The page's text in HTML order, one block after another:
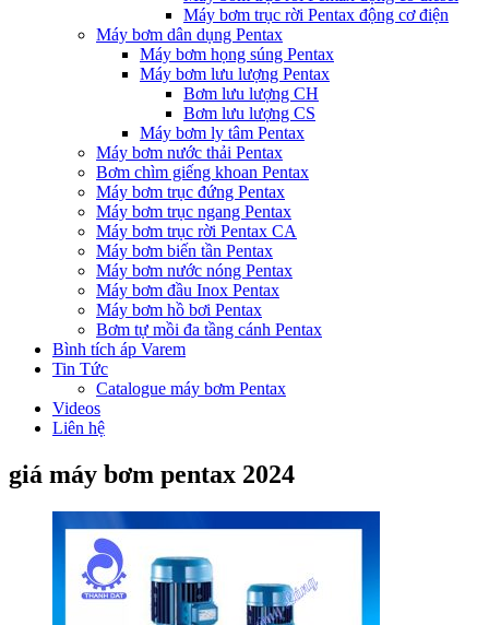
Máy bơm trục rời Pentax động cơ điện
Máy bơm dân dụng Pentax
Máy bơm họng súng Pentax
Máy bơm lưu lượng Pentax
Bơm lưu lượng CH
Bơm lưu lượng CS
Máy bơm ly tâm Pentax
Máy bơm nước thải Pentax
Bơm chìm giếng khoan Pentax
Máy bơm trục đứng Pentax
Máy bơm trục ngang Pentax
Máy bơm trục rời Pentax CA
Máy bơm biến tần Pentax
Máy bơm nước nóng Pentax
Máy bơm đầu Inox Pentax
Máy bơm hồ bơi Pentax
Bơm tự mồi đa tầng cánh Pentax
Bình tích áp Varem
Tin Tức
Catalogue máy bơm Pentax
Videos
Liên hệ
giá máy bơm pentax 2024